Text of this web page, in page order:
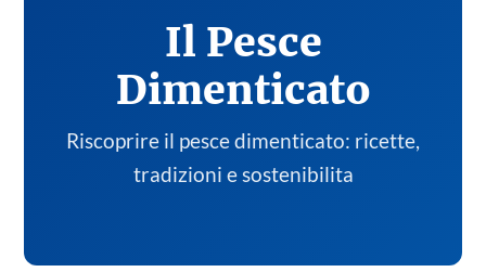
Il Pesce
Dimenticato
Riscoprire il pesce dimenticato: ricette,
tradizioni e sostenibilita